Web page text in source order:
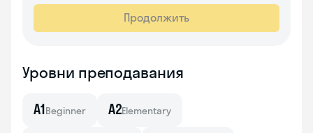
Продолжить
Уровни преподавания
A1Beginner A2Elementary